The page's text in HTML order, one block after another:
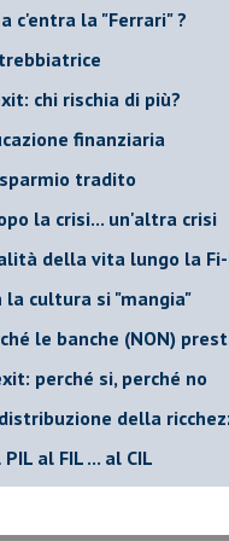
c'entra la "Ferrari" ?
chi rischia di più?
finanziaria
tradito
la crisi... un'altra crisi
della vita lungo la
la cultura si "mangia"
le banche (NON)
perché si, perché no
della
al FIL ... al CIL